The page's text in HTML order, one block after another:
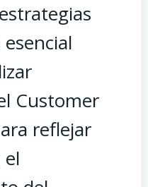
Customer
reflejar
el